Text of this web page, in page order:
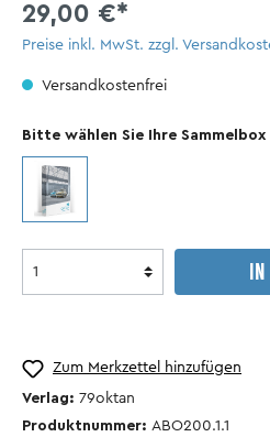
29,00 €*
Preise inkl. MwSt. zzgl.
Versandkostenfrei
Bitte wählen Sie Ihre Sammelbox
IN
Zum Merkzettel hinzufügen
Verlag: 79oktan
Produktnummer: ABO200.1.1